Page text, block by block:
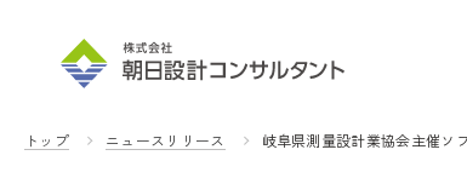
トップ ニュースリリース 岐阜県測量設計業協会主催ソ